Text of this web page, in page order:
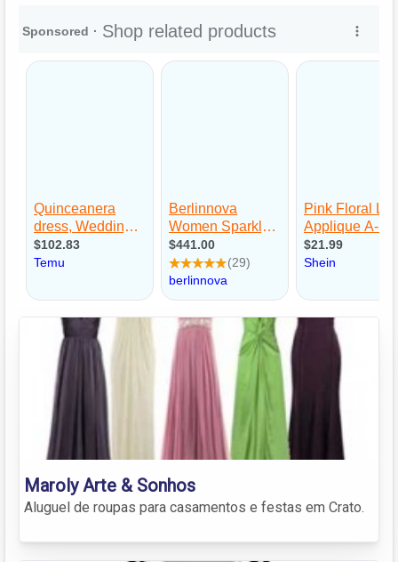
Maroly Arte & Sonhos
Aluguel de roupas para casamentos e festas em Crato.